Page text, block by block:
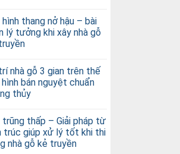
thang nở hậu – bài
lý tưởng khi xây nhà gỗ
nhà gỗ 3 gian trên thế
bán nguyệt chuẩn
thủy
thấp – Giải pháp từ
trúc giúp xử lý tốt khi thi
nhà gỗ kẻ truyền